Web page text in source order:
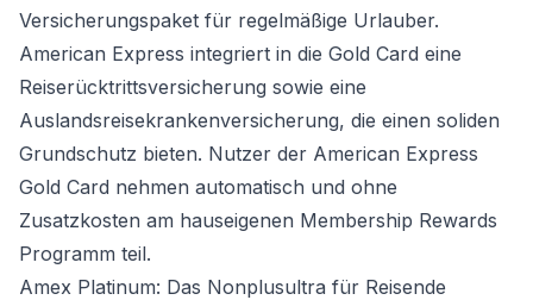
Versicherungspaket für regelmäßige Urlauber.
American Express integriert in die Gold Card eine
Reiserücktrittsversicherung sowie eine
Auslandsreisekrankenversicherung, die einen soliden
Grundschutz bieten. Nutzer der American Express
Gold Card nehmen automatisch und ohne
Zusatzkosten am hauseigenen Membership Rewards
Programm teil.
Amex Platinum: Das Nonplusultra für Reisende